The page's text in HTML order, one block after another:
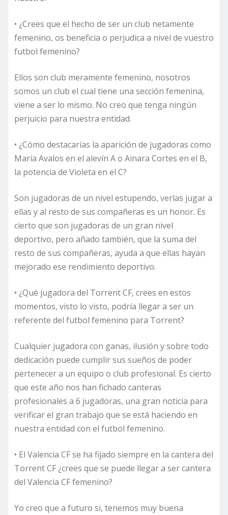
• ¿Crees que el hecho de ser un club netamente
femenino, os beneficia o perjudica a nivel de vuestro
futbol femenino?
Ellos son club meramente femenino, nosotros
somos un club el cual tiene una sección femenina,
viene a ser lo mismo. No creo que tenga ningún
perjuicio para nuestra entidad.
• ¿Cómo destacarías la aparición de jugadoras como
María Avalos en el alevín A o Ainara Cortes en el B,
la potencia de Violeta en el C?
Son jugadoras de un nivel estupendo, verlas jugar a
ellas y al resto de sus compañeras es un honor. Es
cierto que son jugadoras de un gran nivel
deportivo, pero añado también, que la suma del
resto de sus compañeras, ayuda a que ellas hayan
mejorado ese rendimiento deportivo.
• ¿Qué jugadora del Torrent CF, crees en estos
momentos, visto lo visto, podría llegar a ser un
referente del futbol femenino para Torrent?
Cualquier jugadora con ganas, ilusión y sobre todo
dedicación puede cumplir sus sueños de poder
pertenecer a un equipo o club profesional. Es cierto
que este año nos han fichado canteras
profesionales a 6 jugadoras, una gran noticia para
verificar el gran trabajo que se está haciendo en
nuestra entidad con el futbol femenino.
• El Valencia CF se ha fijado siempre en la cantera del
Torrent CF ¿crees que se puede llegar a ser cantera
del Valencia CF femenino?
Yo creo que a futuro si, tenemos muy buena